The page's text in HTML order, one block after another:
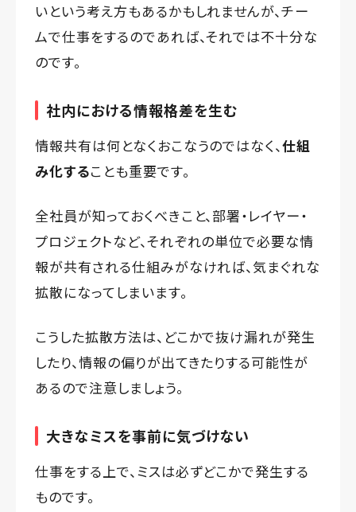
いという考え方もあるかもしれませんが、チー
ムで仕事をするのであれば、それでは不十分な
のです。
社内における情報格差を生む
情報共有は何となくおこなうのではなく、仕組
み化することも重要です。
全社員が知っておくべきこと、部署・レイヤー・
プロジェクトなど、それぞれの単位で必要な情
報が共有される仕組みがなければ、気まぐれな
拡散になってしまいます。
こうした拡散方法は、どこかで抜け漏れが発生
したり、情報の偏りが出てきたりする可能性が
あるので注意しましょう。
大きなミスを事前に気づけない
仕事をする上で、ミスは必ずどこかで発生する
ものです。